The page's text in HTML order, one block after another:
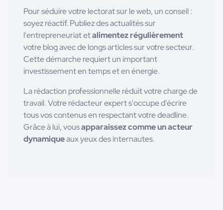
Pour séduire votre lectorat sur le web, un conseil :
soyez réactif. Publiez des actualités sur
l'entrepreneuriat etalimentez régulièrement
votre blog avec de longs articles sur votre secteur.
Cette démarche requiert un important
investissement en temps et en énergie.
La rédaction professionnelle réduit votre charge de
travail. Votre rédacteur expert s'occupe d'écrire
tous vos contenus en respectant votre deadline.
Grâce à lui, vousapparaissez comme un acteur
dynamiqueaux yeux des internautes.